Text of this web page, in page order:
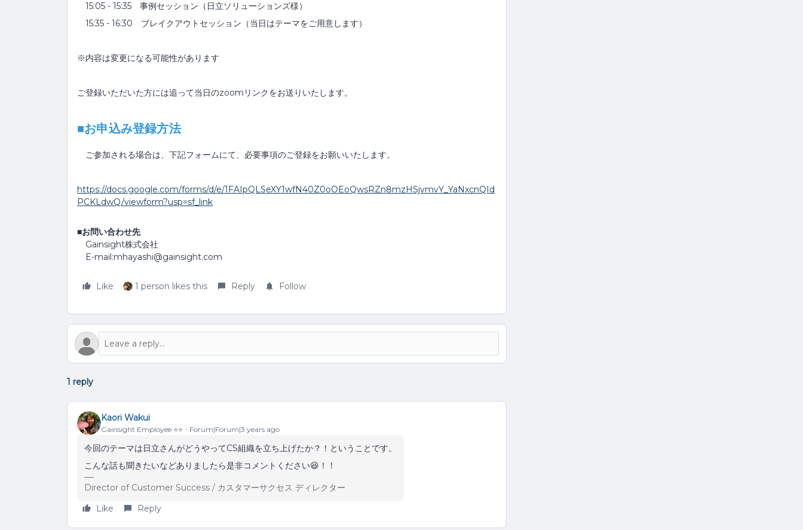
15:05 - 15:35 事例セッション（日立ソリューションズ様）
15:35 - 16:30 ブレイクアウトセッション（当日はテーマをご用意します）
※内容は変更になる可能性があります
ご登録いただいた方には追って当日のzoomリンクをお送りいたします。
■お申込み登録方法
ご参加される場合は、下記フォームにて、必要事項のご登録をお願いいたします。
https://docs.google.com/forms/d/e/1FAIpQLSeXY1wfN40Z0oOEoQwsRZn8mzHSjvmvY_YaNxcnQId
PCKLdwQ/viewform?usp=sf_link
■お問い合わせ先
Gainsight株式会社
E-mail:mhayashi@gainsight.com
Like 1 person likes this Reply Follow
1 reply
Kaori Wakui
Gainsight Employee ⭐️⭐️ Forum|Forum|3 years ago
今回のテーマは日立さんがどうやってCS組織を立ち上げたか？！ということです。
こんな話も聞きたいなどありましたら是非コメントください😆！！
Director of Customer Success / カスタマーサクセス ディレクター
Like
Reply